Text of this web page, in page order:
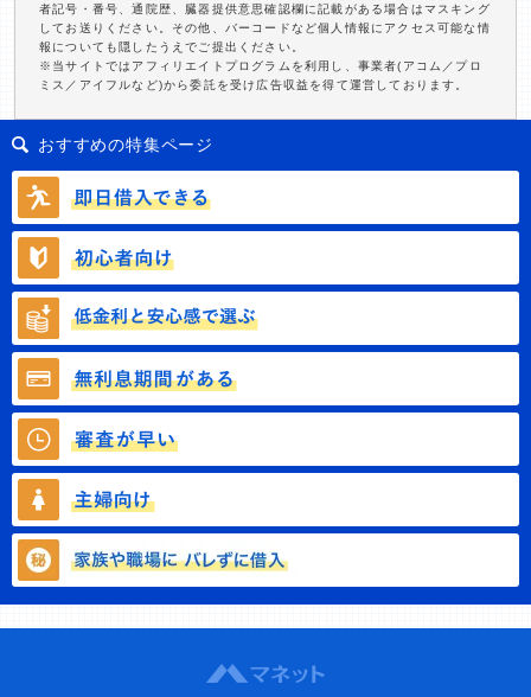
者記号・番号、通院歴、臓器提供意思確認欄に記載がある場合はマスキング
してお送りください。その他、バーコードなど個人情報にアクセス可能な情
報についても隠したうえでご提出ください。
※当サイトではアフィリエイトプログラムを利用し、事業者(アコム／プロ
ミス／アイフルなど)から委託を受け広告収益を得て運営しております。
おすすめの特集ページ